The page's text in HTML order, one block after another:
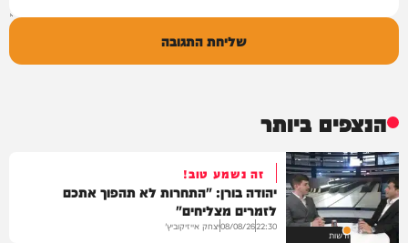
שליחת התגובה
הנצפים ביותר
חדשות
זה נשמע טוב!
יהודה בורן: "התחרות לא תהפוך אתכם
לזמרים מצליחים"
22:30
08/08/26יצחק אייזיקוביץ'